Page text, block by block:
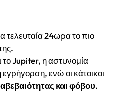
τελευταία 24ωρα το πιο
το Jupiter, η αστυνομία
ενώ οι κάτοικοι
αβεβαιότητας και φόβου.